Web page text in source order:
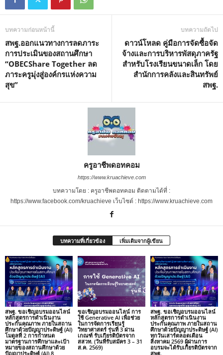
บทความก่อนหน้านี้
สพฐ.ออกแนวทางการลดภาระ
การประเมินของสถานศึกษา
“OBECShare Together ลด
ภาระครูมุ่งสู่องค์กรแห่งความ
สุข”
บทความถัดไป
ดาวน์โหลด คู่มือการจัดซื้อจัด
จ้างและการบริหารพัสดุภาครัฐ
สำหรับโรงเรียนขนาดเล็ก โดย
สำนักการคลังและสินทรัพย์
สพฐ.
ครูอาชีพดอทคอม
https://www.kruachieve.com
บทความโดย : ครูอาชีพดอทคอม ติดตามได้ที่ :
https://www.facebook.com/kruachieve เว็บไซต์ : https://www.kruachieve.com
บทความที่เกี่ยวข้อง เพิ่มเติมจากผู้เขียน
สพฐ. ขอเชิญอบรมออนไลน์
หลักสูตรการดำเนินงาน
ประกันคุณภาพ ภายในสถาน
ศึกษาด้วยปัญญาประดิษฐ์ (AI)
โมดูลที่ 2 การกำหนด
มาตรฐานการศึกษาและเป้า
หมายของสถานศึกษาด้วย
ปัญญาประดิษฐ์ (AI) 8
ขอเชิญอบรมออนไลน์ การ
ใช้ Generative AI เพื่อช่วย
ในการจัดการเรียนรู้
วิทยาศาสตร์ รุ่นที่ 3 ผ่าน
เกณฑ์ รับเกียรติบัตรจาก
สสวท. (วันที่รับสมัคร 3 – 31
ส.ค. 2569)
สพฐ. ขอเชิญอบรมออนไลน์
หลักสูตรการดำเนินงาน
ประกันคุณภาพ ภายในสถาน
ศึกษาด้วยปัญญาประดิษฐ์ (AI)
ทุกวันเสาร์ตลอดเดือน
สิงหาคม 2569 ผู้ผ่านการ
อบรมจะได้รับเกียรติบัตรจาก
สพฐ.